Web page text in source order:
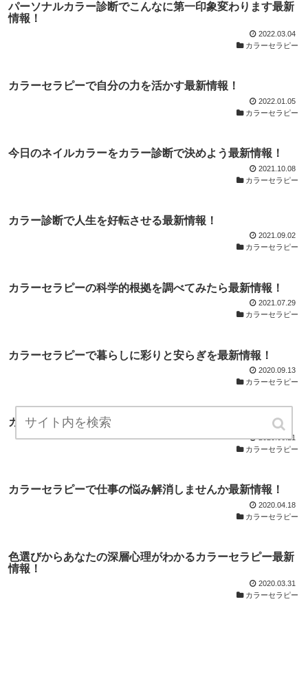
パーソナルカラー診断でこんなに第一印象変わります最新
情報！
2022.03.04
カラーセラピー
カラーセラピーで自分の力を活かす最新情報！
2022.01.05
カラーセラピー
今日のネイルカラーをカラー診断で決めよう最新情報！
2021.10.08
カラーセラピー
カラー診断で人生を好転させる最新情報！
2021.09.02
カラーセラピー
カラーセラピーの科学的根拠を調べてみたら最新情報！
2021.07.29
カラーセラピー
カラーセラピーで暮らしに彩りと安らぎを最新情報！
2020.09.13
カラーセラピー
カラーセラピーはなぜ効果があるの？最新情報！
2020.06.21
カラーセラピー
カラーセラピーで仕事の悩み解消しませんか最新情報！
2020.04.18
カラーセラピー
色選びからあなたの深層心理がわかるカラーセラピー最新
情報！
2020.03.31
カラーセラピー